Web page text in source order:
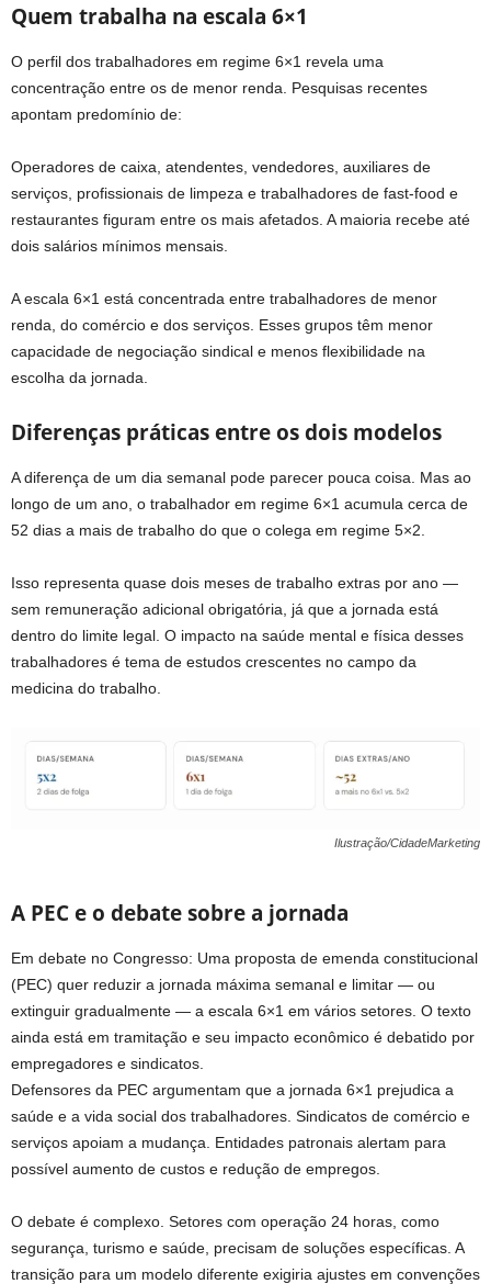
Quem trabalha na escala 6×1
O perfil dos trabalhadores em regime 6×1 revela uma
concentração entre os de menor renda. Pesquisas recentes
apontam predomínio de:
Operadores de caixa, atendentes, vendedores, auxiliares de
serviços, profissionais de limpeza e trabalhadores de fast-food e
restaurantes figuram entre os mais afetados. A maioria recebe até
dois salários mínimos mensais.
A escala 6×1 está concentrada entre trabalhadores de menor
renda, do comércio e dos serviços. Esses grupos têm menor
capacidade de negociação sindical e menos flexibilidade na
escolha da jornada.
Diferenças práticas entre os dois modelos
A diferença de um dia semanal pode parecer pouca coisa. Mas ao
longo de um ano, o trabalhador em regime 6×1 acumula cerca de
52 dias a mais de trabalho do que o colega em regime 5×2.
Isso representa quase dois meses de trabalho extras por ano —
sem remuneração adicional obrigatória, já que a jornada está
dentro do limite legal. O impacto na saúde mental e física desses
trabalhadores é tema de estudos crescentes no campo da
medicina do trabalho.
Ilustração/CidadeMarketing
A PEC e o debate sobre a jornada
Em debate no Congresso: Uma proposta de emenda constitucional
(PEC) quer reduzir a jornada máxima semanal e limitar — ou
extinguir gradualmente — a escala 6×1 em vários setores. O texto
ainda está em tramitação e seu impacto econômico é debatido por
empregadores e sindicatos.
Defensores da PEC argumentam que a jornada 6×1 prejudica a
saúde e a vida social dos trabalhadores. Sindicatos de comércio e
serviços apoiam a mudança. Entidades patronais alertam para
possível aumento de custos e redução de empregos.
O debate é complexo. Setores com operação 24 horas, como
segurança, turismo e saúde, precisam de soluções específicas. A
transição para um modelo diferente exigiria ajustes em convenções